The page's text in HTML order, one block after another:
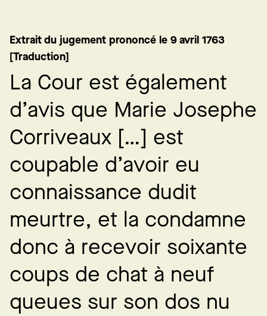
Extrait du jugement prononcé le 9 avril 1763
[Traduction]
La Cour est également
d’avis que Marie Josephe
Corriveaux […] est
coupable d’avoir eu
connaissance dudit
meurtre, et la condamne
donc à recevoir soixante
coups de chat à neuf
queues sur son dos nu